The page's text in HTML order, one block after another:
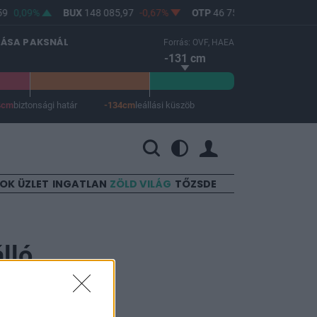
0,09% BUX148 085,97 -0,67% OTP 46 750
PAKSNÁL Forrás: OVF, HAEA
-131 cm
biztonsági határ -134cmleállási küszöb
ÜZLET INGATLAN ZÖLD VILÁG TŐZSDE